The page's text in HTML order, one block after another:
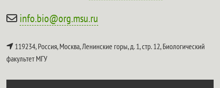
info.bio@org.msu.ru
119234, Россия, Москва, Ленинские горы, д. 1, стр. 12,Биологический
факультет МГУ